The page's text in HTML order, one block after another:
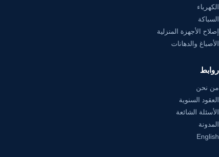
الكهرباء
السباكة
إصلاح الأجهزة المنزلية
الأصباغ والدهانات
روابط
من نحن
العقود السنوية
الأسئلة الشائعة
المدونة
English